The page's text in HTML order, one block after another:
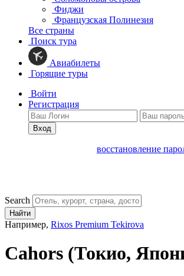
Фиджи
Французская Полинезия
Все страны
Поиск тура
Авиабилеты
Горящие туры
Войти
Регистрация
Вход
восстановление
Search
Найти
Например, Rixos Premium Tekirova
Cahors (Токио,